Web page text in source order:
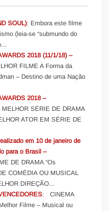
SOUL): Embora este filme
(leia-se “submundo do
2018 (11/1/18) –
FILME A Forma da
– Destino de uma Nação
2018 –
MELHOR SÉRIE DE DRAMA
ATOR EM SÉRIE DE
em 10 de janeiro de
para o Brasil –
DE DRAMA “Os
COMÉDIA OU MUSICAL
DIREÇÃO...
: CINEMA
Filme – Musical ou